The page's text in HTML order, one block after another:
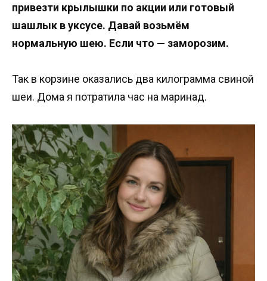
привезти крылышки по акции или готовый
шашлык в уксусе. Давай возьмём
нормальную шею. Если что — заморозим.
Так в корзине оказались два килограмма свиной
шеи. Дома я потратила час на маринад.